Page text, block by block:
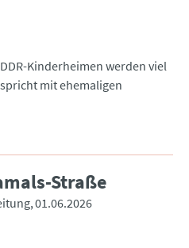
Kinderheimen werden viel
mit ehemaligen
Straße
01.06.2026